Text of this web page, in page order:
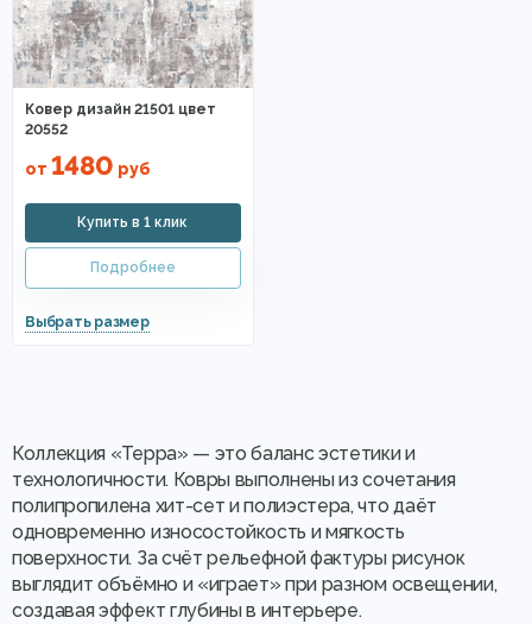
Ковер дизайн 21501 цвет
20552
от 1480 руб
Коллекция «Терра» — это баланс эстетики и
технологичности. Ковры выполнены из сочетания
полипропилена хит-сет и полиэстера, что даёт
одновременно износостойкость и мягкость
поверхности. За счёт рельефной фактуры рисунок
выглядит объёмно и «играет» при разном освещении,
создавая эффект глубины в интерьере.